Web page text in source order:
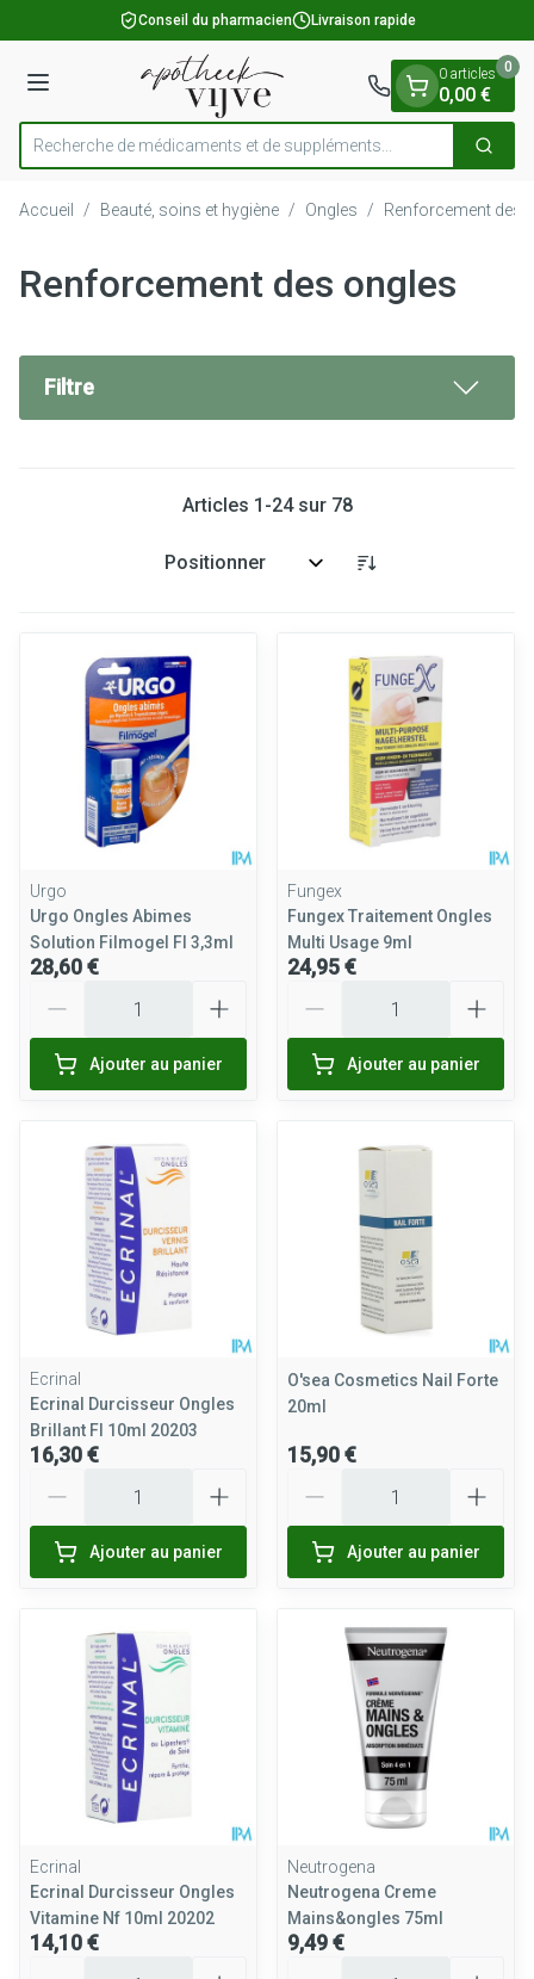
Aller au contenu
1 de 1Conseil du pharmacien Livraison rapide
Menu
Rechercher
Recherche de médicaments et de
0 articles
0,00 €
0
Accueil / Beauté, soins et hygiène / Ongles / Renforcement des
Renforcement des ongles
Filtre
Articles 1 -24sur 78
Trier par:
Urgo
Urgo Ongles Abimes
Solution Filmogel Fl 3,3ml
28,60 €
Ajouter au panier
Fungex
Fungex Traitement Ongles
Multi Usage 9ml
24,95 €
Ajouter au panier
Ecrinal
Ecrinal Durcisseur Ongles
Brillant Fl 10ml 20203
16,30 €
Ajouter au panier
O'sea Cosmetics Nail Forte
20ml
15,90 €
Ajouter au panier
Ecrinal
Ecrinal Durcisseur Ongles
Vitamine Nf 10ml 20202
14,10 €
Neutrogena
Neutrogena Creme
Mains&ongles 75ml
9,49 €